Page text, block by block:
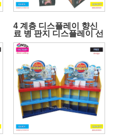
4 계층 디스플레이 향신
료 병 판지 디스플레이 선
반